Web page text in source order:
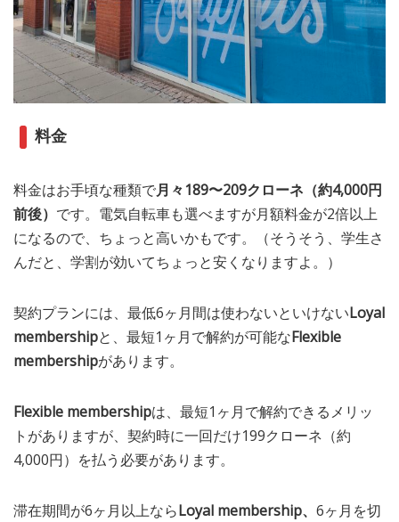
料金
料金はお手頃な種類で月々189〜209クローネ（約4,000円
前後） です。電気自転車も選べますが月額料金が2倍以上
になるので、ちょっと高いかもです。（そうそう、学生さ
んだと、学割が効いてちょっと安くなりますよ。）
契約プランには、最低6ヶ月間は使わないといけないLoyal
membershipと、最短1ヶ月で解約が可能なFlexible
membershipがあります。
Flexible membershipは、最短1ヶ月で解約できるメリッ
トがありますが、契約時に一回だけ199クローネ（約
4,000円）を払う必要があります。
滞在期間が6ヶ月以上ならLoyal membership、 6ヶ月を切